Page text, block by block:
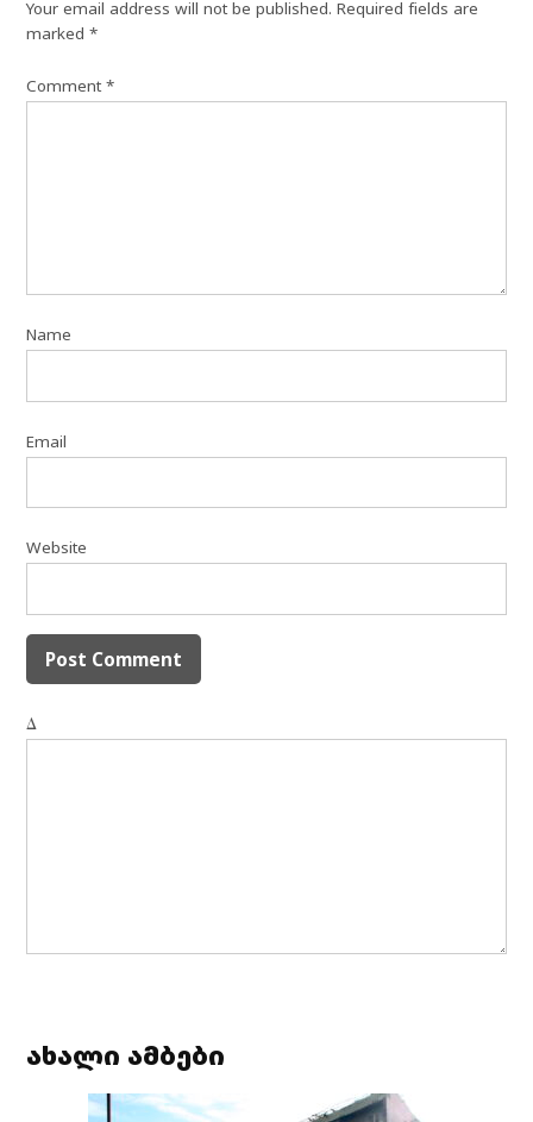
Your email address will not be published. Required fields are
marked*
Comment*
Name
Email
Website
Δ
ახალი ამბები